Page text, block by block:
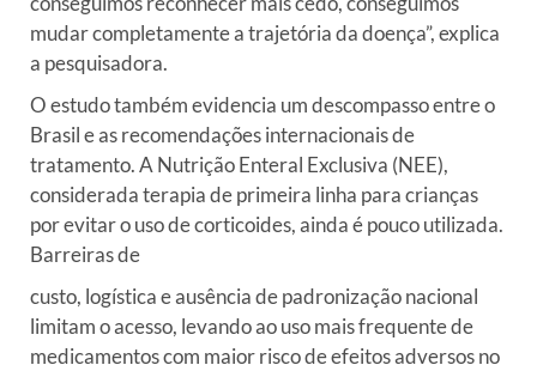
mudar completamente a trajetória da doença”, explica
a pesquisadora.
O estudo também evidencia um descompasso entre o
Brasil e asrecomendações internacionais de
tratamento. A Nutrição Enteral Exclusiva (NEE),
considerada terapia de primeira linha para crianças
por evitar o uso de corticoides, ainda é pouco utilizada.
Barreiras de
custo, logística e ausência de padronização nacional
limitam oacesso, levando ao uso mais frequente de
medicamentos com maior risco deefeitos adversos no